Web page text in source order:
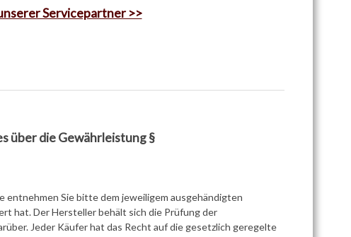
Servicepartner >>
über die Gewährleistung §
Sie bitte dem jeweiligem ausgehändigten
hat. Der Hersteller behält sich die Prüfung der
Jeder Käufer hat das Recht auf die gesetzlich geregelte